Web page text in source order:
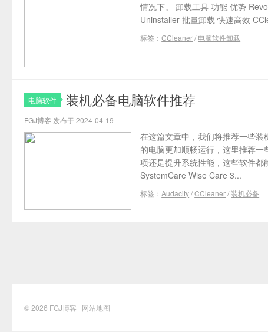
情况下。 卸载工具 功能 优势
Uninstaller 批量卸载 快速高效
标签：CCleaner/ 电脑软件卸载
电脑软件 装机必备电脑软件推荐
FGJ博客 发布于 2024-04-19
在这篇文章中，我们将推荐一些
的电脑更加顺畅运行，这里推荐
项还是提升系统性能，这些软件
SystemCare Wise Care 3...
标签：Audacity/CCleaner/装机必备
© 2026 FGJ博客 网站地图